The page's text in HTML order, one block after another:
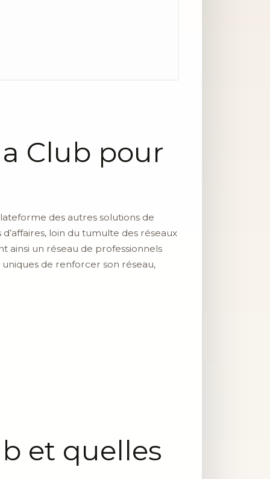
Club pour
des autres solutions de
loin du tumulte des réseaux
ainsi un réseau de professionnels
de renforcer son réseau,
et quelles